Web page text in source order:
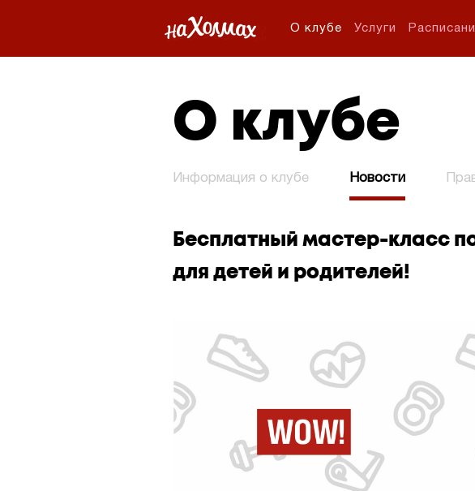
О клубе Услуги
О клубе
Информация о клубе Новости
Бесплатный мастер-класс
для детей и родителей!